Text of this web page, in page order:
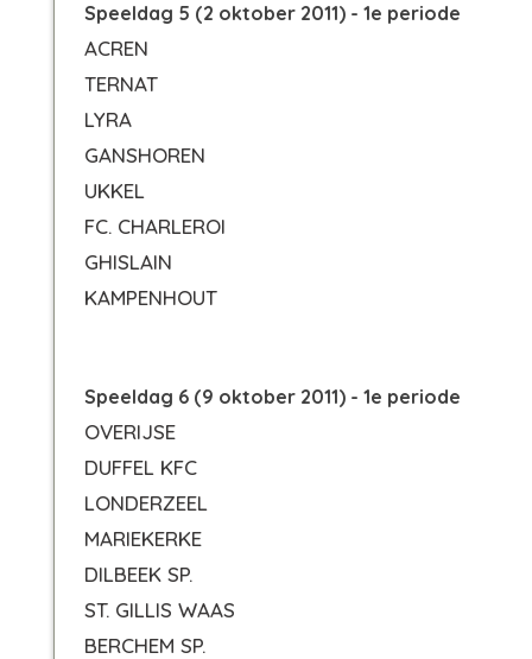
Speeldag 5 (2 oktober 2011) - 1e periode
ACREN
TERNAT
LYRA
GANSHOREN
UKKEL
FC. CHARLEROI
GHISLAIN
KAMPENHOUT
Speeldag 6 (9 oktober 2011) - 1e periode
OVERIJSE
DUFFEL KFC
LONDERZEEL
MARIEKERKE
DILBEEK SP.
ST. GILLIS WAAS
BERCHEM SP.